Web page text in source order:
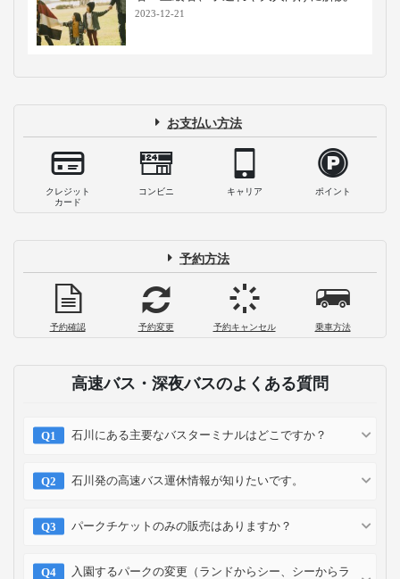
2023-12-21
お支払い方法
クレジット
カード
コンビニ キャリア ポイント
予約方法
予約確認 予約変更 予約キャンセル 乗車方法
高速バス・深夜バスのよくある質問
石川にある主要なバスターミナルはどこですか？
石川発の高速バス運休情報が知りたいです。
パークチケットのみの販売はありますか？
入園するパークの変更（ランドからシー、シーからラ